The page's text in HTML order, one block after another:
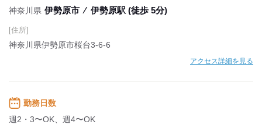
神奈川県 伊勢原市 ⁄ 伊勢原駅 (徒歩 5分)
[住所]
神奈川県伊勢原市桜台3-6-6
アクセス詳細を見る
勤務日数
週2・3〜OK、週4〜OK